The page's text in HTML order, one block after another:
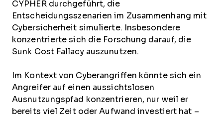
CYPHER durchgeführt, die
Entscheidungsszenarien im Zusammenhang mit
Cybersicherheit simulierte. Insbesondere
konzentrierte sich die Forschung darauf, die
Sunk Cost Fallacy auszunutzen.
Im Kontext von Cyberangriffen könnte sich ein
Angreifer auf einen aussichtslosen
Ausnutzungspfad konzentrieren, nur weil er
bereits viel Zeit oder Aufwand investiert hat –